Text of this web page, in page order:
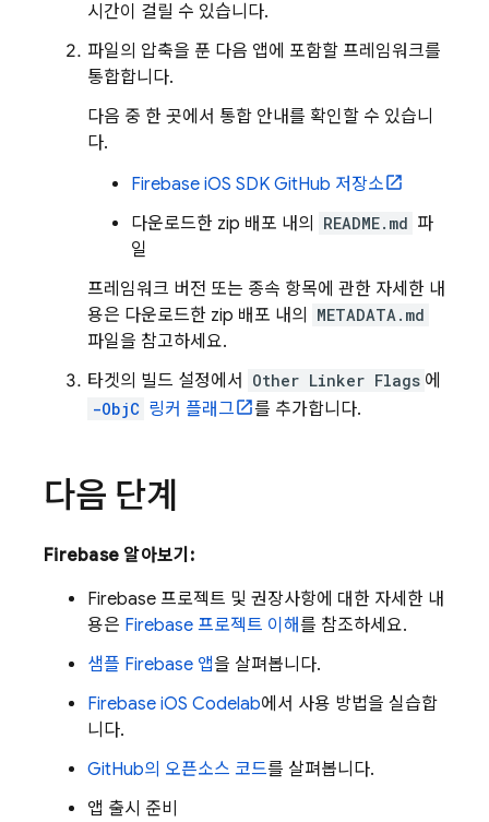
시간이 걸릴 수 있습니다.
파일의 압축을 푼 다음 앱에 포함할 프레임워크를
통합합니다.
다음 중 한 곳에서 통합 안내를 확인할 수 있습니
다.
Firebase iOS SDK GitHub 저장소
다운로드한 zip 배포 내의
README.md 파
일
프레임워크 버전 또는 종속 항목에 관한 자세한 내
용은 다운로드한 zip 배포 내의
METADATA.md
파일을 참고하세요.
타겟의 빌드 설정에서
Other Linker Flags 에
-ObjC 링커 플래그 를 추가합니다.
다음 단계
Firebase 알아보기:
Firebase 프로젝트 및 권장사항에 대한 자세한 내
용은 Firebase 프로젝트 이해를 참조하세요.
샘플 Firebase 앱을 살펴봅니다.
Firebase iOS Codelab에서 사용 방법을 실습합
니다.
GitHub의 오픈소스 코드를 살펴봅니다.
앱 출시 준비